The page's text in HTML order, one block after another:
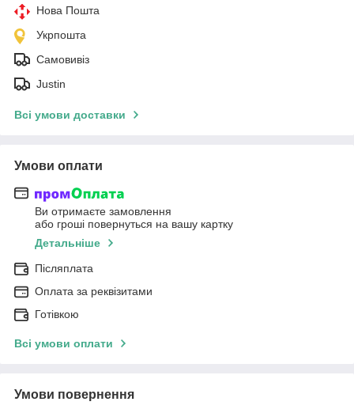
Нова Пошта
Укрпошта
Самовивіз
Justin
Всі умови доставки
Умови оплати
Ви отримаєте замовлення
або гроші повернуться на вашу картку
Детальніше
Післяплата
Оплата за реквізитами
Готівкою
Всі умови оплати
Умови повернення